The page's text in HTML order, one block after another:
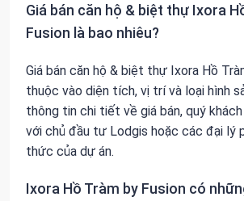
Giá bán căn hộ & biệt thự Ixora
Fusion là bao nhiêu?
Giá bán căn hộ & biệt thự Ixora Hồ
thuộc vào diện tích, vị trí và loại hình
thông tin chi tiết về giá bán, quý
với chủ đầu tư Lodgis hoặc các đại lý
thức của dự án.
Ixora Hồ Tràm by Fusion có